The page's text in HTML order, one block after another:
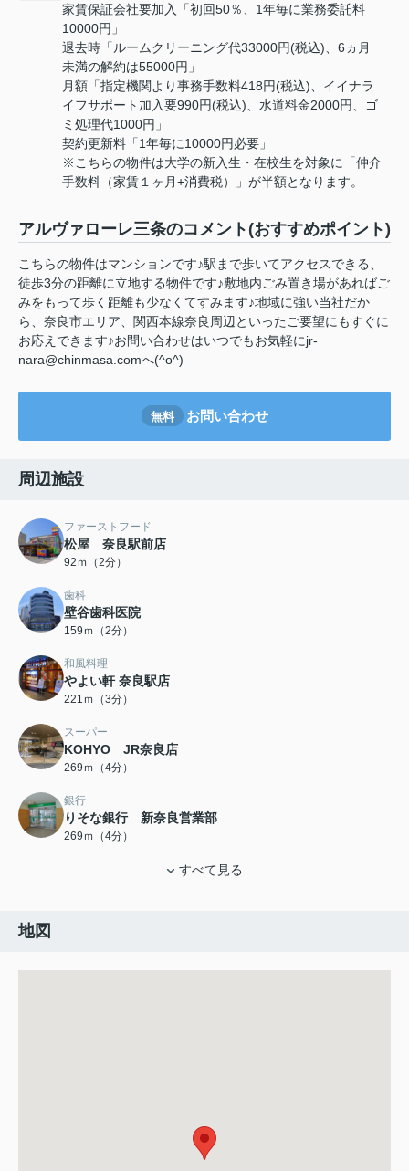
家賃保証会社要加入「初回50％、1年毎に業務委託料
10000円」
退去時「ルームクリーニング代33000円(税込)、6ヵ月
未満の解約は55000円」
月額「指定機関より事務手数料418円(税込)、イイナラ
イフサポート加入要990円(税込)、水道料金2000円、ゴ
ミ処理代1000円」
契約更新料「1年毎に10000円必要」
※こちらの物件は大学の新入生・在校生を対象に「仲介
手数料（家賃１ヶ月+消費税）」が半額となります。
アルヴァローレ三条のコメント(おすすめポイント)
こちらの物件はマンションです♪駅まで歩いてアクセスできる、
徒歩3分の距離に立地する物件です♪敷地内ごみ置き場があればご
みをもって歩く距離も少なくてすみます♪地域に強い当社だか
ら、奈良市エリア、関西本線奈良周辺といったご要望にもすぐに
お応えできます♪お問い合わせはいつでもお気軽にjr-
nara@chinmasa.comへ(^o^)
無料 お問い合わせ
周辺施設
ファーストフード
松屋 奈良駅前店
92ｍ（2分）
歯科
壁谷歯科医院
159ｍ（2分）
和風料理
やよい軒 奈良駅店
221ｍ（3分）
スーパー
KOHYO JR奈良店
269ｍ（4分）
銀行
りそな銀行 新奈良営業部
269ｍ（4分）
すべて見る
地図